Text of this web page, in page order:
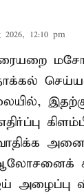
12:10 pm